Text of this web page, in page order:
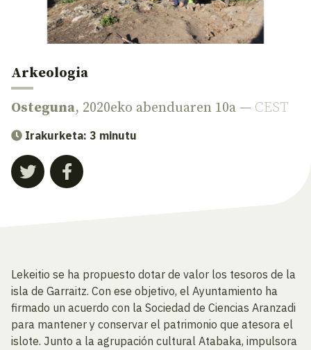
Arkeologia
Osteguna, 2020eko abenduaren 10a — CEST
Irakurketa: 3 minutu
Lekeitio se ha propuesto dotar de valor los tesoros de la
isla de Garraitz. Con ese objetivo, el Ayuntamiento ha
firmado un acuerdo con la Sociedad de Ciencias Aranzadi
para mantener y conservar el patrimonio que atesora el
islote. Junto a la agrupación cultural Atabaka, impulsora